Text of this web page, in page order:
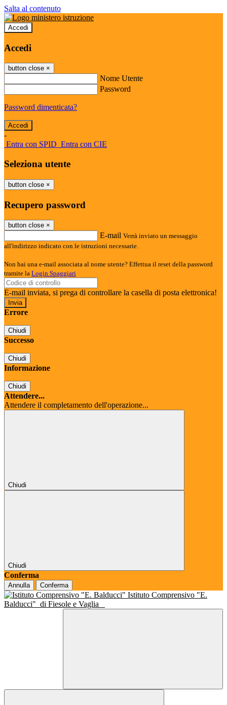
Salta al contenuto
Accedi
Accedi
button close ×
Nome Utente
Password
Password dimenticata?
-
Entra con SPID Entra con CIE
Seleziona utente
button close ×
Recupero password
button close ×
E-mail Verrà inviato un messaggio
all'indirizzo indicato con le istruzioni necessarie.
Non hai una e-mail associata al nome utente? Effettua il reset della password
tramite la Login Spaggiari
E-mail inviata, si prega di controllare la casella di posta elettronica!
Errore
Chiudi
Successo
Chiudi
Informazione
Chiudi
Attendere...
Attendere il completamento dell'operazione...
Chiudi
Chiudi
Conferma
Annulla Conferma
Istituto Comprensivo "E.
Balducci" di Fiesole e Vaglia